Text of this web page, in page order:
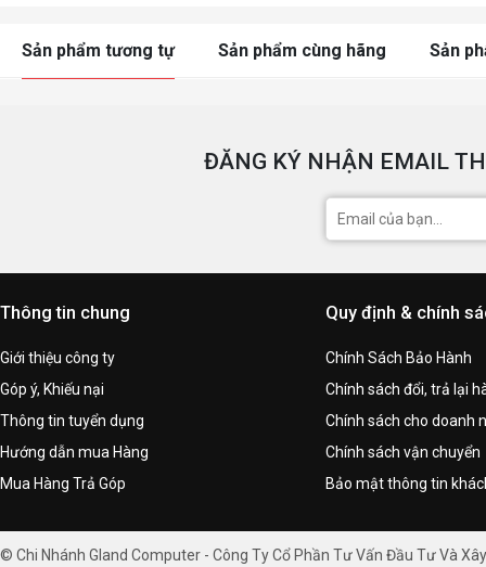
Sản phẩm tương tự Sản phẩm cùng hãng Sản
ĐĂNG KÝ NHẬN EMAIL
Thông tin chung
Giới thiệu công ty
Góp ý, Khiếu nại
Thông tin tuyển dụng
Hướng dẫn mua Hàng
Mua Hàng Trả Góp
Quy định & chính
Chính Sách Bảo Hành
Chính sách đổi, trả lại
Chính sách cho doanh
Chính sách vận chuyển
Bảo mật thông tin
© Chi Nhánh Gland Computer - Công Ty Cổ Phần Tư Vấn Đầu Tư Và